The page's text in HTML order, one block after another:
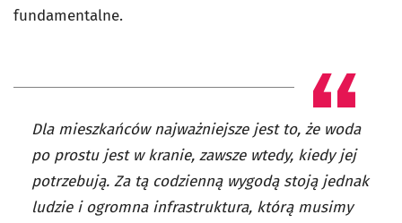
fundamentalne.
Dla mieszkańców najważniejsze jest to, że woda
po prostu jest w kranie, zawsze wtedy, kiedy jej
potrzebują. Za tą codzienną wygodą stoją jednak
ludzie i ogromna infrastruktura, którą musimy